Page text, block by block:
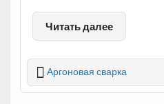
Читать далее
Аргоновая сварка